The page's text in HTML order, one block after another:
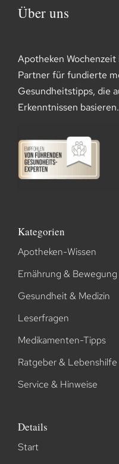
Über uns
Apotheken
Partner für fundierte
Gesundheitstipps, die
Erkenntnissen basieren.
Kategorien
Apotheken-Wissen
Ernährung & Bewegung
Gesundheit & Medizin
Leserfragen
Medikamenten-Tipps
Ratgeber & Lebenshilfe
Service & Hinweise
Details
Start